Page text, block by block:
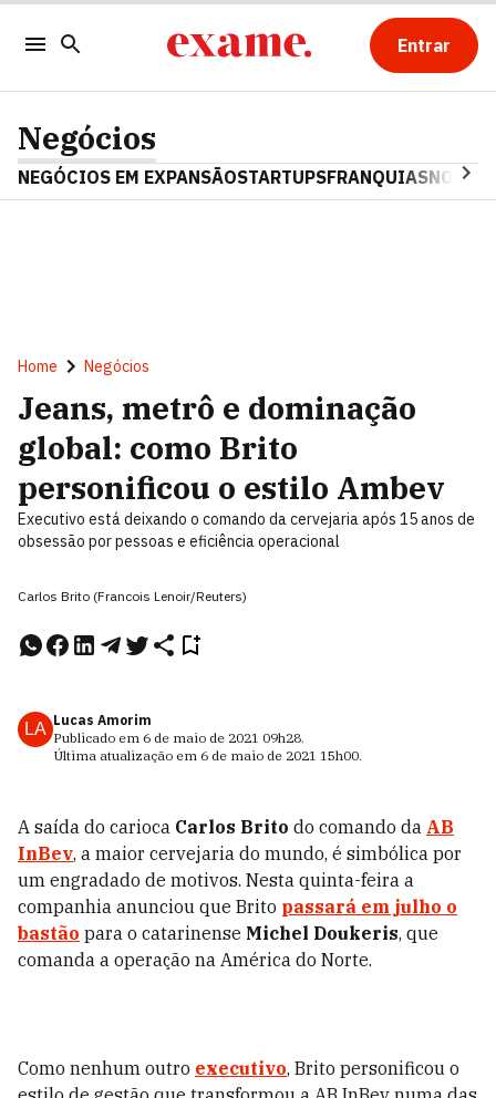
Entrar
Negócios
NEGÓCIOS EM EXPANSÃOSTARTUPSFRANQUIAS
Home Negócios
Jeans, metrô e dominação
global: como Brito
personificou o estilo Ambev
Executivo está deixando o comando da cervejaria após 15 anos de
obsessão por pessoas e eficiência operacional
Carlos Brito (Francois Lenoir/Reuters)
LA Lucas Amorim
Publicado em 6 de maio de 2021 09h28.
Última atualização em 6 de maio de 2021 15h00.
A saída do carioca Carlos Brito do comando da AB
InBev, a maior cervejaria do mundo, é simbólica por
um engradado de motivos. Nesta quinta-feira a
companhia anunciou que Brito passará em julho o
bastão para o catarinense Michel Doukeris, que
comanda a operação na América do Norte.
Como nenhum outro executivo, Brito personificou o